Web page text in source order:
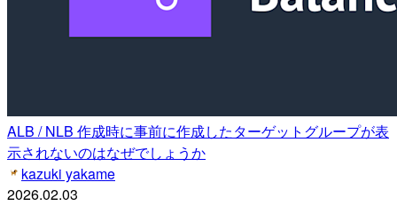
ALB / NLB 作成時に事前に作成したターゲットグループが表
示されないのはなぜでしょうか
kazuki yakame
2026.02.03